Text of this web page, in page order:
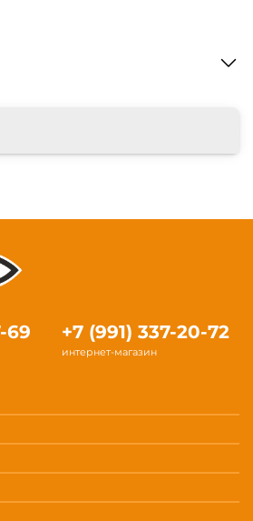
69 +7 (991) 337-20-72
интернет-магазин